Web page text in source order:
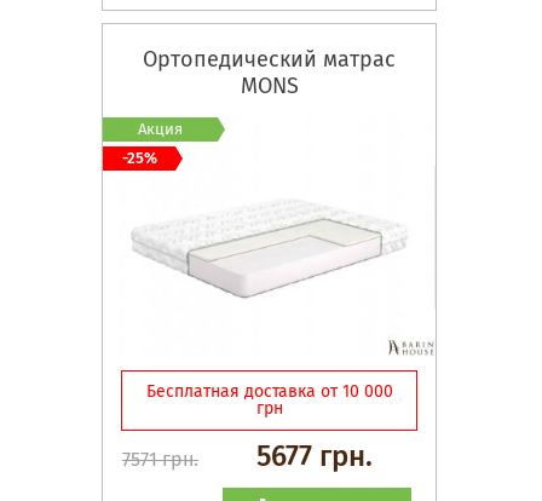
Ортопедический матрас
MONS
Бесплатная доставка от 10 000
грн
7571 грн. 5677 грн.
Акция
-25%